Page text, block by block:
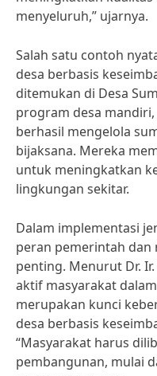
menyeluruh,” ujarnya.
Salah satu contoh
desa berbasis
ditemukan di Desa
program desa
berhasil mengelola
bijaksana. Mereka
untuk meningkatkan
lingkungan sekitar.
Dalam implementasi
peran pemerintah dan
penting. Menurut Dr.
aktif masyarakat
merupakan kunci
desa berbasis
“Masyarakat harus
pembangunan, mulai